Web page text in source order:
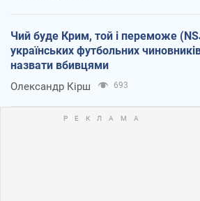
Чий буде Крим, той і переможе
українських футбольних
назвати вбивцями
Олександр Кірш 693